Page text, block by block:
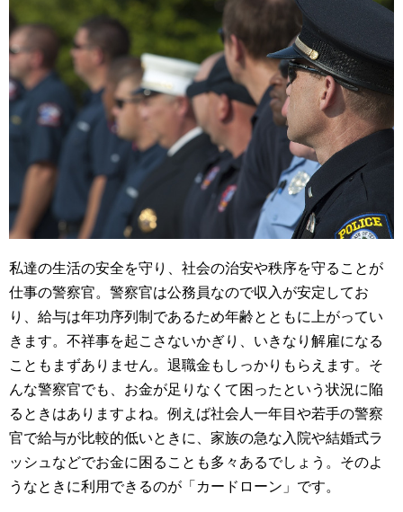
私達の生活の安全を守り、社会の治安や秩序を守ることが
仕事の警察官。警察官は公務員なので収入が安定してお
り、給与は年功序列制であるため年齢とともに上がってい
きます。不祥事を起こさないかぎり、いきなり解雇になる
こともまずありません。退職金もしっかりもらえます。そ
んな警察官でも、お金が足りなくて困ったという状況に陥
るときはありますよね。例えば社会人一年目や若手の警察
官で給与が比較的低いときに、家族の急な入院や結婚式ラ
ッシュなどでお金に困ることも多々あるでしょう。そのよ
うなときに利用できるのが「カードローン」です。